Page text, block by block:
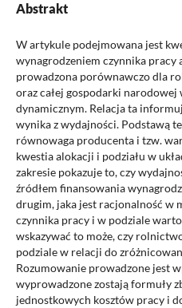
Abstrakt
W artykule podejmowana jest
wynagrodzeniem czynnika pracy
prowadzona porównawczo dla
oraz całej gospodarki
dynamicznym. Relacja ta
wynika z wydajności. Podstawą
równowaga producenta i tzw.
kwestia alokacji i podziału w
zakresie pokazuje to, czy
źródłem finansowania
drugim, jaka jest racjonalność w
czynnika pracy i w podziale
wskazywać to może, czy
podziale w relacji do
Rozumowanie prowadzone jest
wyprowadzone zostają formuły
jednostkowych kosztów pracy i